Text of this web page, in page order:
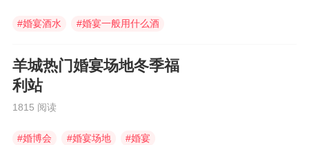
#婚宴酒水 #婚宴一般用什么酒
羊城热门婚宴场地冬季福
利站
1815 阅读
#婚博会 #婚宴场地 #婚宴